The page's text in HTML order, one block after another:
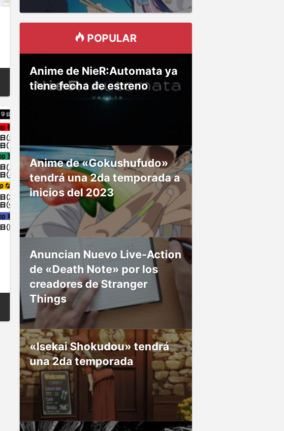
POPULAR
Anime de NieR:Automata ya
tiene fecha de estreno
Anime de «Gokushufudo»
tendrá una 2da temporada a
inicios del 2023
Anuncian Nuevo Live-Action
de «Death Note» por los
creadores de Stranger
Things
«Isekai Shokudou» tendrá
una 2da temporada